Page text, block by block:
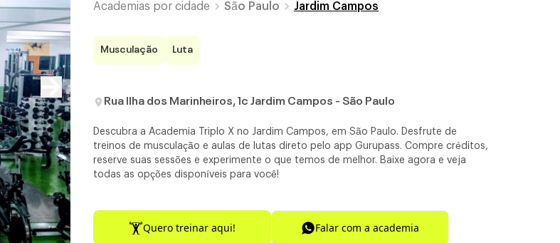
Academias por cidade São Paulo Jardim Campos
Musculação Luta
Rua Ilha dos Marinheiros, 1c Jardim Campos - São Paulo
Descubra a Academia Triplo X no Jardim Campos, em São Paulo. Desfrute de
treinos de musculação e aulas de lutas direto pelo app Gurupass. Compre créditos,
reserve suas sessões e experimente o que temos de melhor. Baixe agora e veja
todas as opções disponíveis para você!
Quero treinar aqui! Falar com a academia